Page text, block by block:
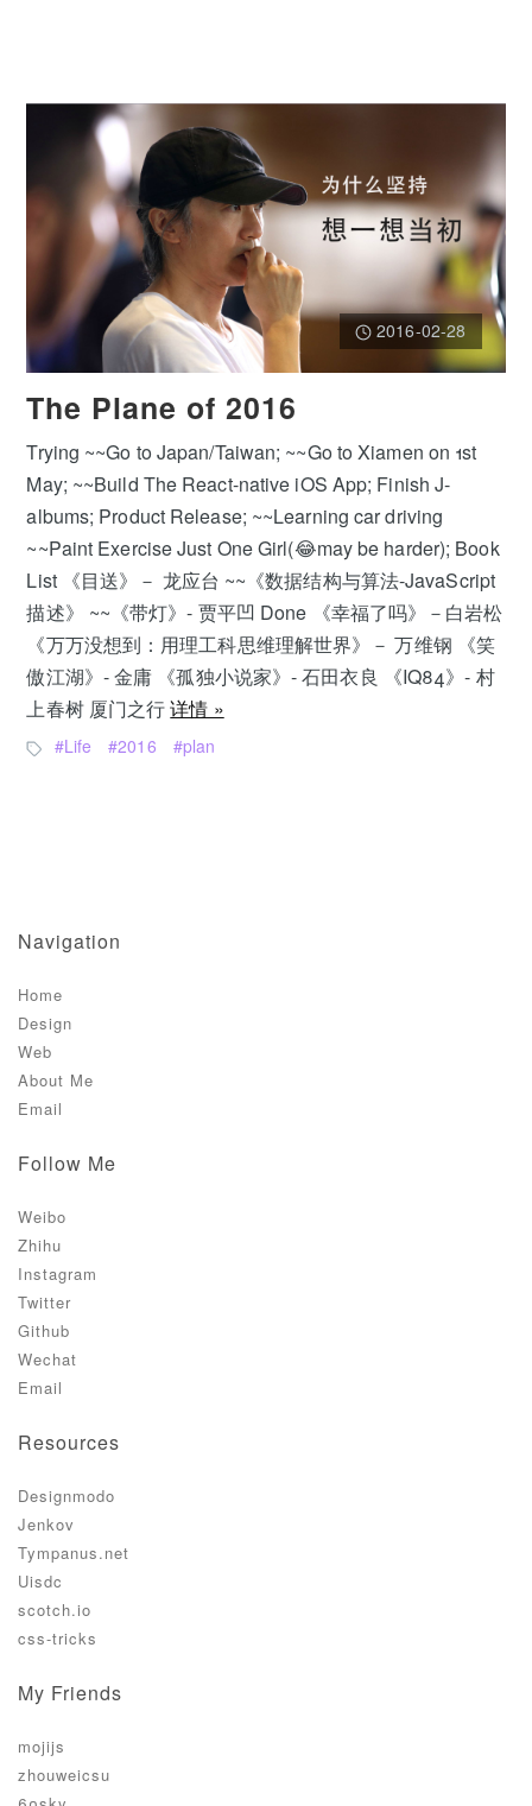
2016-02-28
The Plane of 2016
Trying ~~Go to Japan/Taiwan; ~~Go to Xiamen on 1st
May; ~~Build The React-native iOS App; Finish J-
albums; Product Release; ~~Learning car driving
~~Paint Exercise Just One Girl(😂may be harder); Book
List 《目送》－ 龙应台 ~~《数据结构与算法-JavaScript
描述》 ~~《带灯》- 贾平凹 Done 《幸福了吗》－白岩松
《万万没想到：用理工科思维理解世界》－ 万维钢 《笑
傲江湖》- 金庸 《孤独小说家》- 石田衣良 《IQ84》- 村
上春树 厦门之行详情 »
Life 2016 plan
Navigation
Home
Design
Web
About Me
Email
Follow Me
Weibo
Zhihu
Instagram
Twitter
Github
Wechat
Email
Resources
Designmodo
Jenkov
Tympanus.net
Uisdc
scotch.io
css-tricks
My Friends
mojijs
zhouweicsu